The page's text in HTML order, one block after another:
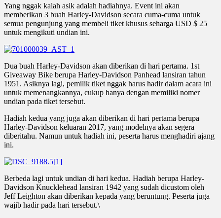
Yang nggak kalah asik adalah hadiahnya. Event ini akan
memberikan 3 buah Harley-Davidson secara cuma-cuma untuk
semua pengunjung yang membeli tiket khusus seharga USD $ 25
untuk mengikuti undian ini.
Dua buah Harley-Davidson akan diberikan di hari pertama. 1st
Giveaway Bike berupa Harley-Davidson Panhead lansiran tahun
1951. Asiknya lagi, pemilik tiket nggak harus hadir dalam acara ini
untuk memenangkannya, cukup hanya dengan memiliki nomer
undian pada tiket tersebut.
Hadiah kedua yang juga akan diberikan di hari pertama berupa
Harley-Davidson keluaran 2017, yang modelnya akan segera
diberitahu. Namun untuk hadiah ini, peserta harus menghadiri ajang
ini.
Berbeda lagi untuk undian di hari kedua. Hadiah berupa Harley-
Davidson Knucklehead lansiran 1942 yang sudah dicustom oleh
Jeff Leighton akan diberikan kepada yang beruntung. Peserta juga
wajib hadir pada hari tersebut.\